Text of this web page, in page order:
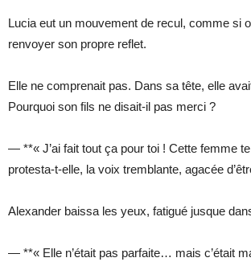
Lucia eut un mouvement de recul, comme si
renvoyer son propre reflet.
Elle ne comprenait pas. Dans sa tête, elle
Pourquoi son fils ne disait-il pas merci ?
— **« J’ai fait tout ça pour toi ! Cette femme
protesta-t-elle, la voix tremblante, agacée
Alexander baissa les yeux, fatigué jusque
— **« Elle n’était pas parfaite… mais c’était